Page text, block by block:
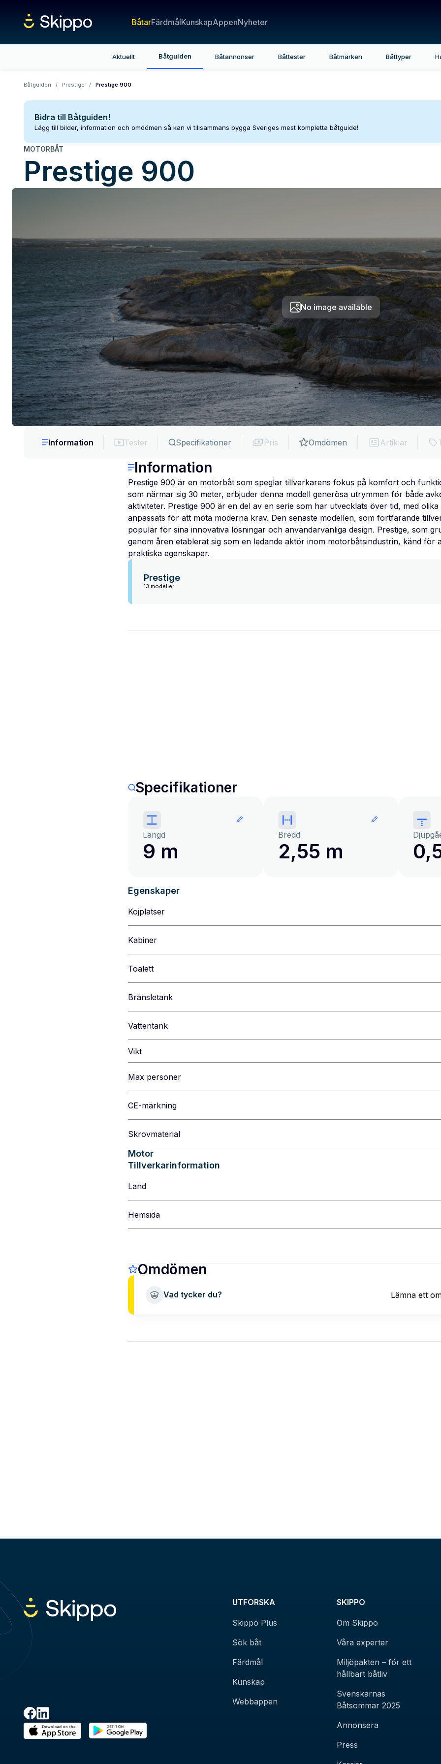
BåtarFärdmålKunskapAppenNyheter
Aktuellt Båtguiden Båtannonser Båttester Båtmärken Båttyper
Båtguiden / Prestige / Prestige 900
Bidra till Båtguiden!
Lägg till bilder, information och omdömen så kan vi tillsammans bygga Sveriges mest kompletta båtguide!
MOTORBÅT
Prestige 900
No image available
Information Tester Specifikationer Pris Omdömen Artiklar
Information
Prestige 900 är en motorbåt som speglar tillverkarens fokus på komfort och
som närmar sig 30 meter, erbjuder denna modell generösa utrymmen för både
aktiviteter. Prestige 900 är en del av en serie som har utvecklats över tid, med
anpassats för att möta moderna krav. Den senaste modellen, som fortfarande
populär för sina innovativa lösningar och användarvänliga design. Prestige, som
genom åren etablerat sig som en ledande aktör inom motorbåtsindustrin, känd för
praktiska egenskaper.
Prestige
13 modeller
Specifikationer
Längd
9 m
Bredd
2,55 m
Egenskaper
Kojplatser
Kabiner
Toalett
Bränsletank
Vattentank
Vikt
Max personer
CE-märkning
Skrovmaterial
Motor
Tillverkarinformation
Land
Hemsida
Omdömen
Vad tycker du? Lämna ett
UTFORSKA
Skippo Plus
Sök båt
Färdmål
Kunskap
Webbappen
SKIPPO
Om Skippo
Våra experter
Miljöpakten – för ett
hållbart båtliv
Svenskarnas
Båtsommar 2025
Annonsera
Press